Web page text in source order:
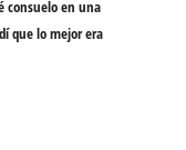
consuelo en una
que lo mejor era